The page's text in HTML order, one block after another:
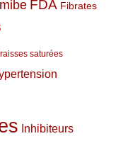
FDA Fibrates
saturées
Inhibiteurs